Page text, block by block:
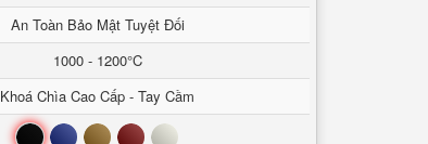
An Toàn Bảo Mật Tuyệt Đối
1000 - 1200°C
Khoá Chìa Cao Cấp - Tay Cầm
Đen Xanh Nâu Đỏ Trắng